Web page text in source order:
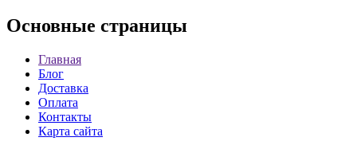
Основные страницы
Главная
Блог
Доставка
Оплата
Контакты
Карта сайта